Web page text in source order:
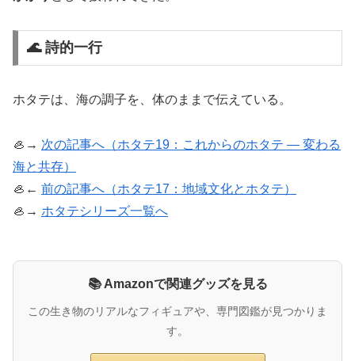
🌊 詩的一行
ホタテは、海の調子を、体のままで伝えている。
🦪→ 次の記事へ（ホタテ19：これからのホタテ ― 変わる
海と共存）
🦪← 前の記事へ（ホタテ17：地域文化とホタテ）
🦪→ ホタテシリーズ一覧へ
📚 Amazonで関連グッズを見る
この生き物のリアルなフィギュアや、専門図鑑が見つかりま
す。